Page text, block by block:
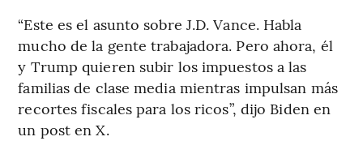
“Este es el asunto sobre J.D. Vance. Habla
mucho de la gente trabajadora. Pero ahora, él
y Trump quieren subir los impuestos a las
familias de clase media mientras impulsan más
recortes fiscales para los ricos”, dijo Biden en
un post en X.